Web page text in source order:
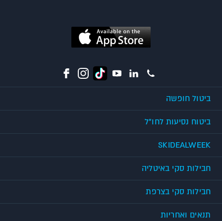
ביטול חופשה
ביטוח נסיעות לחו"ל
SKIDEALWEEK
חבילות סקי באיטליה
חבילות סקי בצרפת
תנאים ואחריות